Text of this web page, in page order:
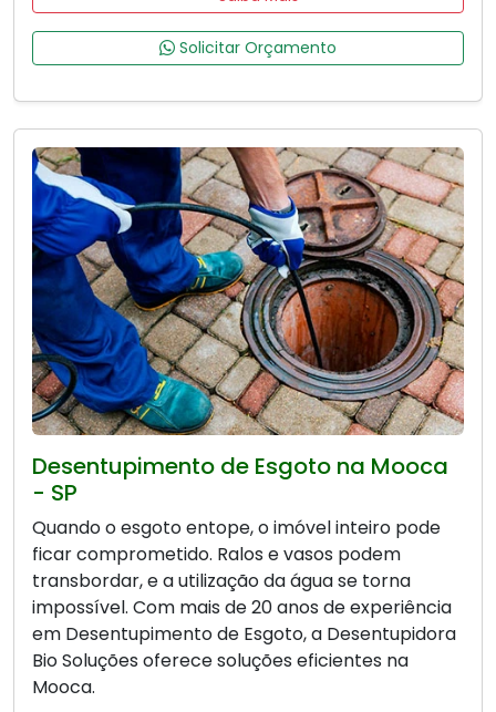
Solicitar Orçamento
Desentupimento de Esgoto na Mooca
- SP
Quando o esgoto entope, o imóvel inteiro pode
ficar comprometido. Ralos e vasos podem
transbordar, e a utilização da água se torna
impossível. Com mais de 20 anos de experiência
em Desentupimento de Esgoto, a Desentupidora
Bio Soluções oferece soluções eficientes na
Mooca.